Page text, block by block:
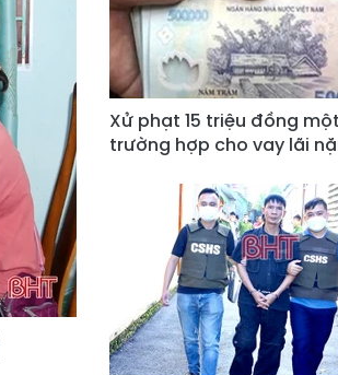
Xử phạt 15 triệu đồng một
trường hợp cho vay lãi